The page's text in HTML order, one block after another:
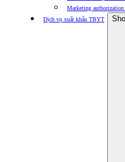
Marketing
Dịch vụ xuất khẩu TBYT